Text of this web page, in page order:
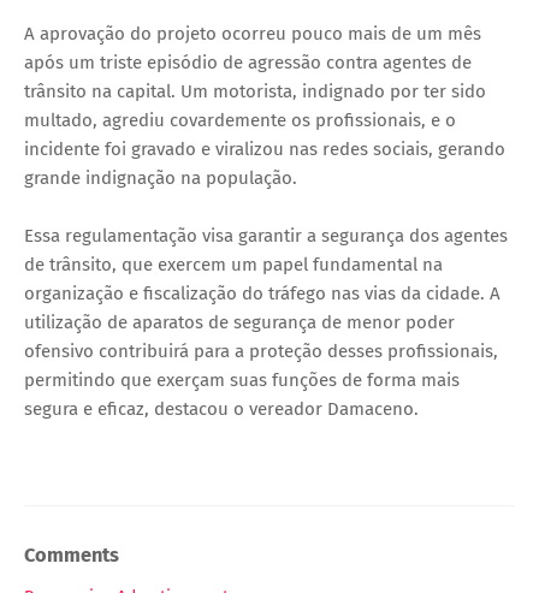
A aprovação do projeto ocorreu pouco mais de um mês
após um triste episódio de agressão contra agentes de
trânsito na capital. Um motorista, indignado por ter sido
multado, agrediu covardemente os profissionais, e o
incidente foi gravado e viralizou nas redes sociais, gerando
grande indignação na população.
Essa regulamentação visa garantir a segurança dos agentes
de trânsito, que exercem um papel fundamental na
organização e fiscalização do tráfego nas vias da cidade. A
utilização de aparatos de segurança de menor poder
ofensivo contribuirá para a proteção desses profissionais,
permitindo que exerçam suas funções de forma mais
segura e eficaz, destacou o vereador Damaceno.
Comments